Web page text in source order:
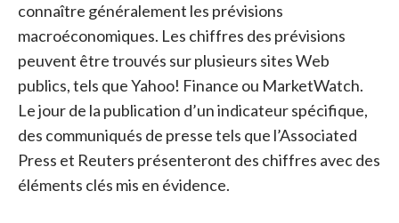
connaître généralement les prévisions
macroéconomiques. Les chiffres des prévisions
peuvent être trouvés sur plusieurs sites Web
publics, tels que Yahoo! Finance ou MarketWatch.
Le jour de la publication d’un indicateur spécifique,
des communiqués de presse tels que l’Associated
Press et Reuters présenteront des chiffres avec des
éléments clés mis en évidence.